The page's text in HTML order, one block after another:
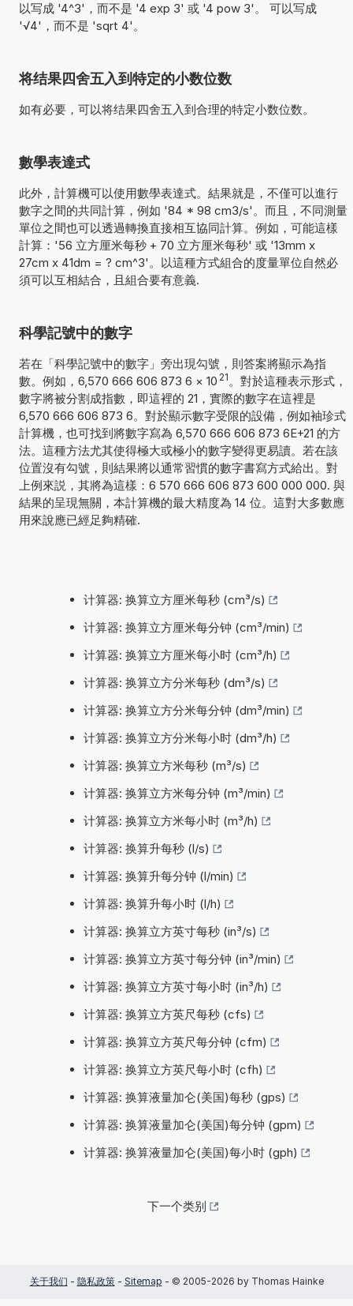
以写成 '4^3'，而不是 '4 exp 3' 或 '4 pow 3'。 可以写成
'√4'，而不是 'sqrt 4'。
将结果四舍五入到特定的小数位数
如有必要，可以将结果四舍五入到合理的特定小数位数。
數學表達式
此外，計算機可以使用數學表達式。結果就是，不僅可以進行
數字之間的共同計算，例如 '84 * 98 cm3/s'。而且，不同測量
單位之間也可以透過轉換直接相互協同計算。例如，可能這樣
計算：'56 立方厘米每秒 + 70 立方厘米每秒' 或 '13mm x
27cm x 41dm = ? cm^3'。以這種方式組合的度量單位自然必
須可以互相結合，且組合要有意義.
科學記號中的數字
若在「科學記號中的數字」旁出現勾號，則答案將顯示為指
數。例如，6,570 666 606 873 6 × 10 21。對於這種表示形式，
數字將被分割成指數，即這裡的 21，實際的數字在這裡是
6,570 666 606 873 6。對於顯示數字受限的設備，例如袖珍式
計算機，也可找到將數字寫為 6,570 666 606 873 6E+21 的方
法。這種方法尤其使得極大或極小的數字變得更易讀。若在該
位置沒有勾號，則結果將以通常習慣的數字書寫方式給出。對
上例來説，其將為這樣：6 570 666 606 873 600 000 000. 與
結果的呈現無關，本計算機的最大精度為 14 位。這對大多數應
用來說應已經足夠精確.
计算器: 换算立方厘米每秒 (cm³/s)
计算器: 换算立方厘米每分钟 (cm³/min)
计算器: 换算立方厘米每小时 (cm³/h)
计算器: 换算立方分米每秒 (dm³/s)
计算器: 换算立方分米每分钟 (dm³/min)
计算器: 换算立方分米每小时 (dm³/h)
计算器: 换算立方米每秒 (m³/s)
计算器: 换算立方米每分钟 (m³/min)
计算器: 换算立方米每小时 (m³/h)
计算器: 换算升每秒 (l/s)
计算器: 换算升每分钟 (l/min)
计算器: 换算升每小时 (l/h)
计算器: 换算立方英寸每秒 (in³/s)
计算器: 换算立方英寸每分钟 (in³/min)
计算器: 换算立方英寸每小时 (in³/h)
计算器: 换算立方英尺每秒 (cfs)
计算器: 换算立方英尺每分钟 (cfm)
计算器: 换算立方英尺每小时 (cfh)
计算器: 换算液量加仑(美国)每秒 (gps)
计算器: 换算液量加仑(美国)每分钟 (gpm)
计算器: 换算液量加仑(美国)每小时 (gph)
下一个类别
关于我们 - 隐私政策- Sitemap - © 2005-2026 by Thomas Hainke